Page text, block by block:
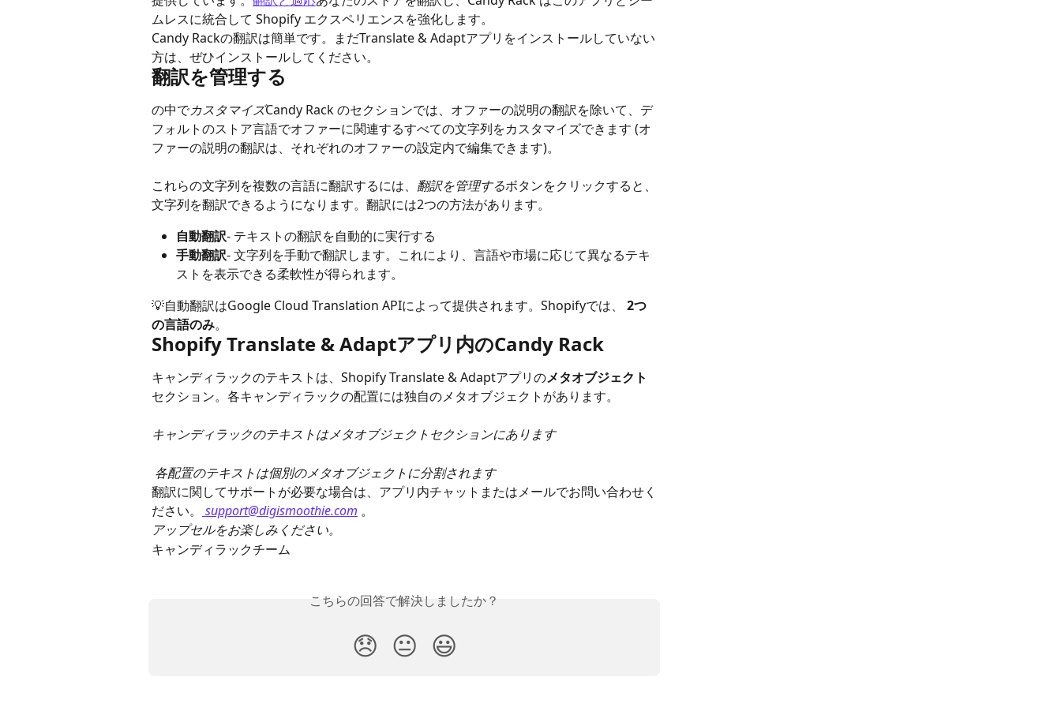
ムレスに統合して Shopify エクスペリエンスを強化します。
Candy Rackの翻訳は簡単です。まだTranslate & Adaptアプリをインストールしていない
方は、ぜひインストールしてください。
翻訳を管理する
の中でカスタマイズCandy Rack のセクションでは、オファーの説明の翻訳を除いて、デ
フォルトのストア言語でオファーに関連するすべての文字列をカスタマイズできます (オ
ファーの説明の翻訳は、それぞれのオファーの設定内で編集できます)。
これらの文字列を複数の言語に翻訳するには、 翻訳を管理するボタンをクリックすると、
文字列を翻訳できるようになります。翻訳には2つの方法があります。
自動翻訳- テキストの翻訳を自動的に実行する
手動翻訳- 文字列を手動で翻訳します。これにより、言語や市場に応じて異なるテキ
ストを表示できる柔軟性が得られます。
💡自動翻訳はGoogle Cloud Translation APIによって提供されます。Shopifyでは、
2つ
の言語のみ。
Shopify Translate & Adaptアプリ内のCandy Rack
キャンディラックのテキストは、Shopify Translate & Adaptアプリのメタオブジェクト
セクション。各キャンディラックの配置には独自のメタオブジェクトがあります。
キャンディラックのテキストはメタオブジェクトセクションにあります
各配置のテキストは個別のメタオブジェクトに分割されます
翻訳に関してサポートが必要な場合は、アプリ内チャットまたはメールでお問い合わせく
ださい。
support@digismoothie.com 。
アップセルをお楽しみください。
キャンディラックチーム
こちらの回答で解決しましたか？
😞 😐 😃